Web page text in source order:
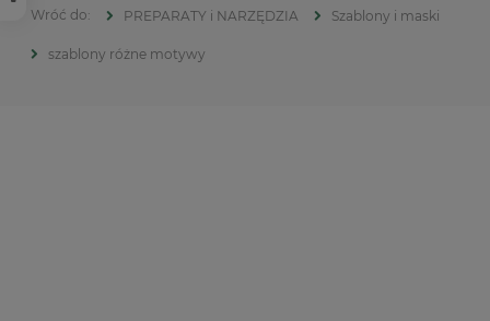
PREPARATY i NARZĘDZIA Szablony i maski
szablony różne motywy